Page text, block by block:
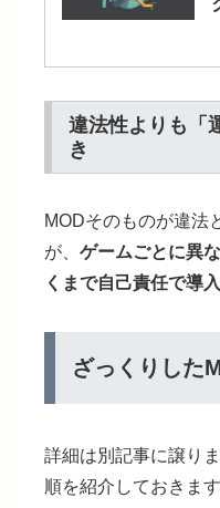
違法性よりも「
き
MODそのものが違法
が、 ゲームごとに異
くまで自己責任で導入
ざっくりした
詳細は別記事に譲り
順を紹介しておきます